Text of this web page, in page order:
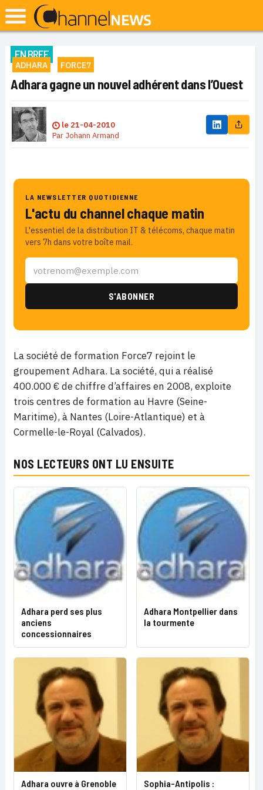
EN BREF
ADHARA FORCE7
Adhara gagne un nouvel adhérent dans l’Ouest
le 21-04-2010
Par Johann Armand
LA NEWSLETTER QUOTIDIENNE
L'actu du channel chaque matin
L'essentiel de la distribution IT & télécoms, chaque matin
vers 7h dans votre boîte mail.
La société de formation Force7 rejoint le
groupement Adhara. La société, qui a réalisé
400.000 € de chiffre d’affaires en 2008, exploite
trois centres de formation au Havre (Seine-
Maritime), à Nantes (Loire-Atlantique) et à
Cormelle-le-Royal (Calvados).
NOS LECTEURS ONT LU ENSUITE
Adhara perd ses plus
anciens
concessionnaires
Adhara Montpellier dans
la tourmente
Adhara ouvre à Grenoble
Sophia-Antipolis :